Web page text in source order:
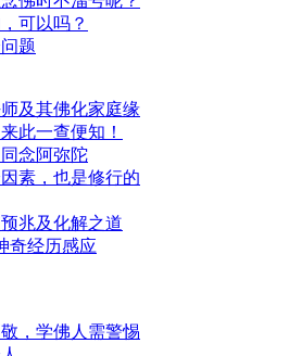
可以吗？
题
及其佛化家庭缘
此一查便知！
念阿弥陀
素，也是修行的
兆及化解之道
奇经历感应
，学佛人需警惕